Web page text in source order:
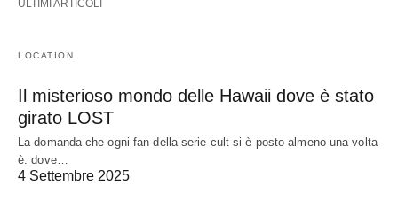
ULTIMI ARTICOLI
LOCATION
Il misterioso mondo delle Hawaii dove è stato
girato LOST
La domanda che ogni fan della serie cult si è posto almeno una volta
è: dove…
4 Settembre 2025